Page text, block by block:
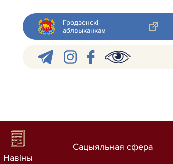
Гродзенскі
аблвыканкам
Навiны
Сацыяльная сфера